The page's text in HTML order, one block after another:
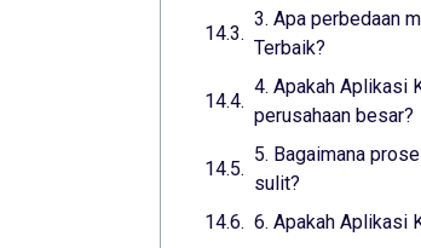
3. Apa perbedaan
Terbaik?
4. Apakah Aplikasi
perusahaan besar?
5. Bagaimana
sulit?
6. Apakah Aplikasi